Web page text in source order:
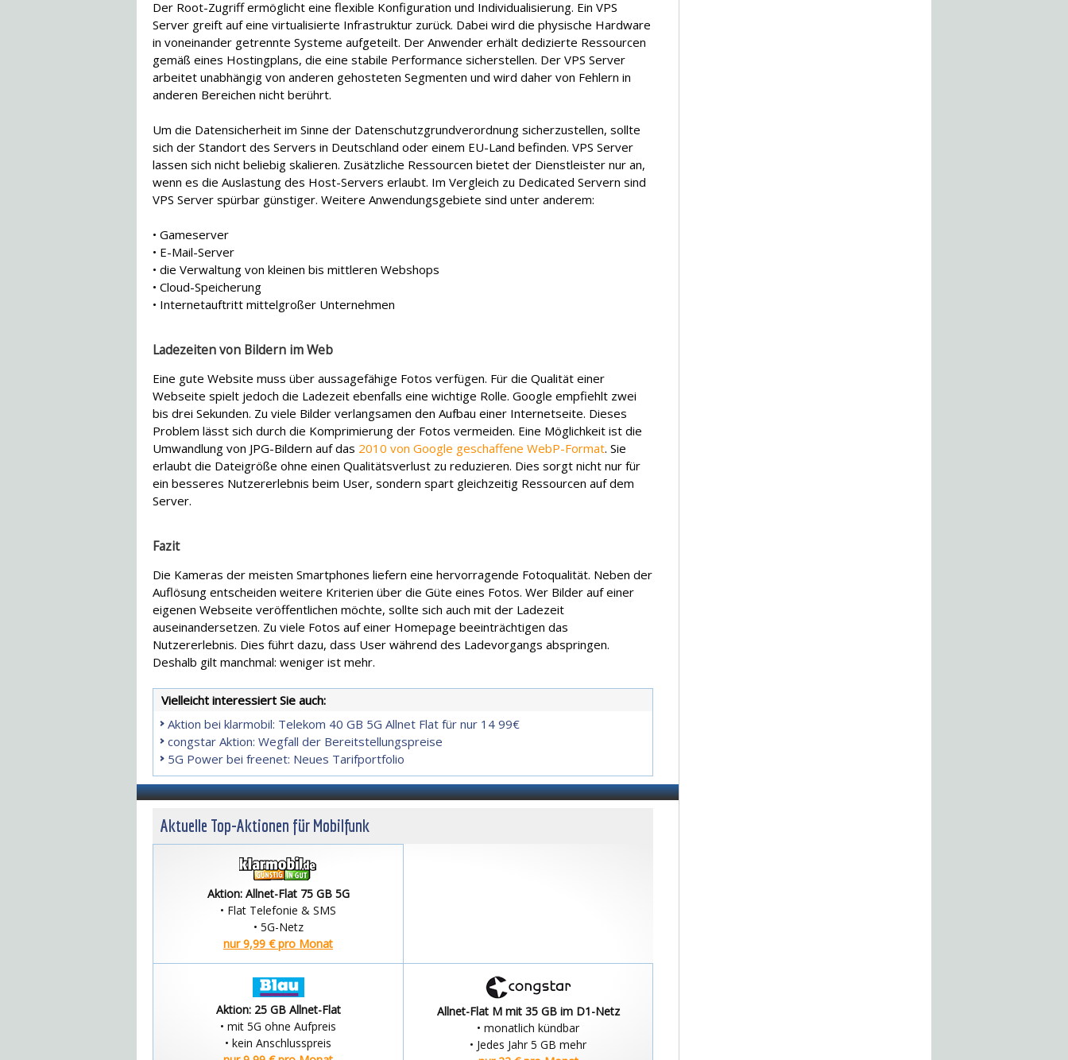
Der Root-Zugriff ermöglicht eine flexible Konfiguration und Individualisierung. Ein VPS
Server greift auf eine virtualisierte Infrastruktur zurück. Dabei wird die physische Hardware
in voneinander getrennte Systeme aufgeteilt. Der Anwender erhält dedizierte Ressourcen
gemäß eines Hostingplans, die eine stabile Performance sicherstellen. Der VPS Server
arbeitet unabhängig von anderen gehosteten Segmenten und wird daher von Fehlern in
anderen Bereichen nicht berührt.
Um die Datensicherheit im Sinne der Datenschutzgrundverordnung sicherzustellen, sollte
sich der Standort des Servers in Deutschland oder einem EU-Land befinden. VPS Server
lassen sich nicht beliebig skalieren. Zusätzliche Ressourcen bietet der Dienstleister nur an,
wenn es die Auslastung des Host-Servers erlaubt. Im Vergleich zu Dedicated Servern sind
VPS Server spürbar günstiger. Weitere Anwendungsgebiete sind unter anderem:
• Gameserver
• E-Mail-Server
• die Verwaltung von kleinen bis mittleren Webshops
• Cloud-Speicherung
• Internetauftritt mittelgroßer Unternehmen
Ladezeiten von Bildern im Web
Eine gute Website muss über aussagefähige Fotos verfügen. Für die Qualität einer
Webseite spielt jedoch die Ladezeit ebenfalls eine wichtige Rolle. Google empfiehlt zwei
bis drei Sekunden. Zu viele Bilder verlangsamen den Aufbau einer Internetseite. Dieses
Problem lässt sich durch die Komprimierung der Fotos vermeiden. Eine Möglichkeit ist die
Umwandlung von JPG-Bildern auf das 2010 von Google geschaffene WebP-Format. Sie
erlaubt die Dateigröße ohne einen Qualitätsverlust zu reduzieren. Dies sorgt nicht nur für
ein besseres Nutzererlebnis beim User, sondern spart gleichzeitig Ressourcen auf dem
Server.
Fazit
Die Kameras der meisten Smartphones liefern eine hervorragende Fotoqualität. Neben der
Auflösung entscheiden weitere Kriterien über die Güte eines Fotos. Wer Bilder auf einer
eigenen Webseite veröffentlichen möchte, sollte sich auch mit der Ladezeit
auseinandersetzen. Zu viele Fotos auf einer Homepage beeinträchtigen das
Nutzererlebnis. Dies führt dazu, dass User während des Ladevorgangs abspringen.
Deshalb gilt manchmal: weniger ist mehr.
Vielleicht interessiert Sie auch:
Aktion bei klarmobil: Telekom 40 GB 5G Allnet Flat für nur 14 99€
congstar Aktion: Wegfall der Bereitstellungspreise
5G Power bei freenet: Neues Tarifportfolio
Aktuelle Top-Aktionen für Mobilfunk
Aktion: Allnet-Flat 75 GB 5G
• Flat Telefonie & SMS
• 5G-Netz
nur 9,99 € pro Monat
Aktion: 25 GB Allnet-Flat
• mit 5G ohne Aufpreis
• kein Anschlusspreis
Allnet-Flat M mit 35 GB im D1-Netz
• monatlich kündbar
• Jedes Jahr 5 GB mehr